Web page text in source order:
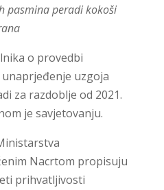
pasmina peradi kokoši
o provedbi
uzgoja
za razdoblje od 2021.
je savjetovanju.
Nacrtom propisuju
prihvatljivosti